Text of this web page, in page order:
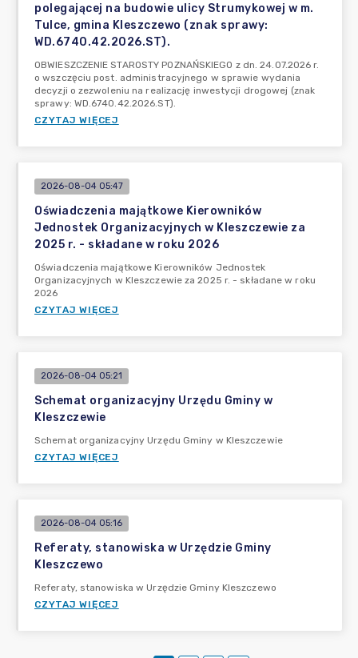
polegającej na budowie ulicy Strumykowej w m.
Tulce, gmina Kleszczewo (znak sprawy:
WD.6740.42.2026.ST).
OBWIESZCZENIE STAROSTY POZNAŃSKIEGO z dn. 24.07.2026 r.
o wszczęciu post. administracyjnego w sprawie wydania
decyzji o zezwoleniu na realizację inwestycji drogowej (znak
sprawy: WD.6740.42.2026.ST).
CZYTAJ WIĘCEJ
2026-08-04 05:47
Oświadczenia majątkowe Kierowników
Jednostek Organizacyjnych w Kleszczewie za
2025 r. - składane w roku 2026
Oświadczenia majątkowe Kierowników Jednostek
Organizacyjnych w Kleszczewie za 2025 r. - składane w roku
2026
CZYTAJ WIĘCEJ
2026-08-04 05:21
Schemat organizacyjny Urzędu Gminy w
Kleszczewie
Schemat organizacyjny Urzędu Gminy w Kleszczewie
CZYTAJ WIĘCEJ
2026-08-04 05:16
Referaty, stanowiska w Urzędzie Gminy
Kleszczewo
Referaty, stanowiska w Urzędzie Gminy Kleszczewo
CZYTAJ WIĘCEJ